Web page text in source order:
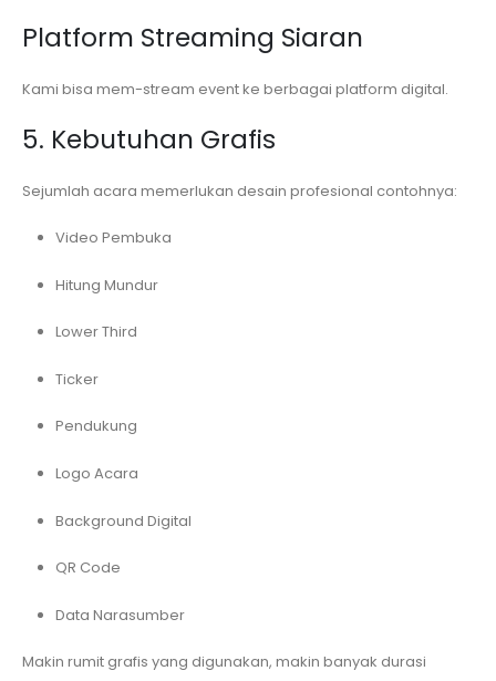
Platform Streaming Siaran
Kami bisa mem-stream event ke berbagai platform digital.
5. Kebutuhan Grafis
Sejumlah acara memerlukan desain profesional contohnya:
Video Pembuka
Hitung Mundur
Lower Third
Ticker
Pendukung
Logo Acara
Background Digital
QR Code
Data Narasumber
Makin rumit grafis yang digunakan, makin banyak durasi